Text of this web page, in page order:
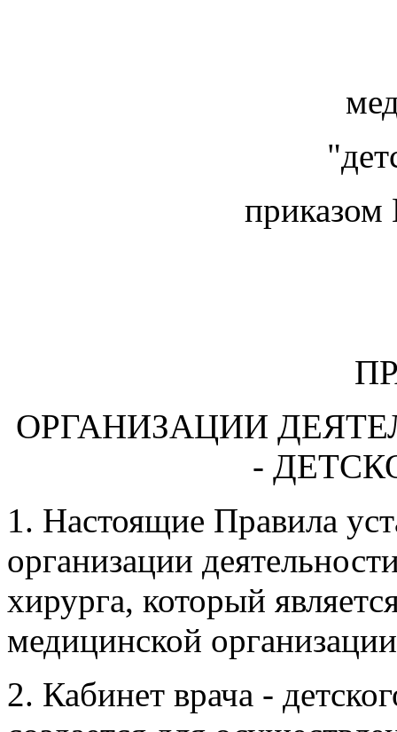
приказом
ОРГАНИЗАЦИИ
-
1. Настоящие Правила
организации
хирурга, который
медицинской
2. Кабинет врача -